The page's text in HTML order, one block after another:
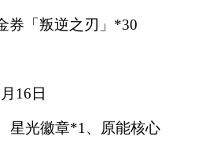
「叛逆之刃」 *30
月 16 日
星光徽章*1、原能核心